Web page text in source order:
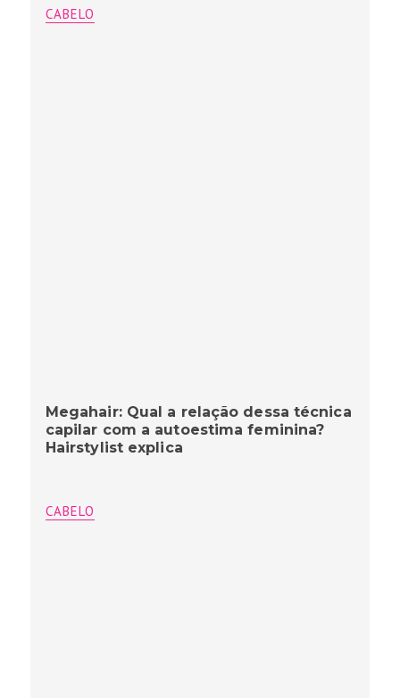
CABELO
Megahair: Qual a relação dessa técnica
capilar com a autoestima feminina?
Hairstylist explica
CABELO